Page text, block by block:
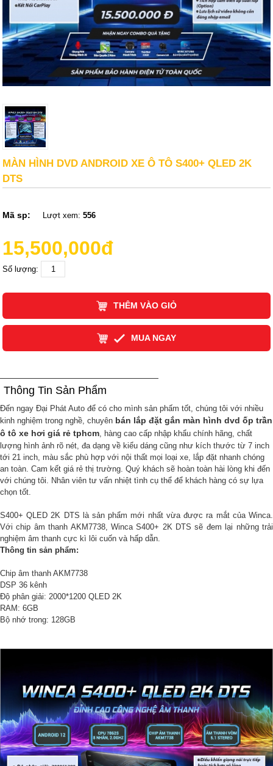
MÀN HÌNH DVD ANDROID XE Ô TÔ S400+ QLED 2K
DTS
Mã sp: Lượt xem:556
15,500,000đ
Số lượng:
THÊM VÀO GIỎ
MUA NGAY
Thông Tin Sản Phẩm
Đến ngay Đại Phát Auto để có cho mình sản phấm tốt, chúng tôi với nhiều
kinh nghiệm trong nghề, chuyên bán lắp đặt gắn màn hình dvd ốp trần
ô tô xe hơi giá rẻ tphcm , hàng cao cấp nhập khẩu chính hãng, chất
lượng hình ảnh rõ nét, đa dạng về kiểu dáng cũng như kích thước từ 7 inch
tới 21 inch, màu sắc phù hợp với nội thất mọi loại xe, lắp đặt nhanh chóng
an toàn. Cam kết giá rẻ thị trường. Quý khách sẽ hoàn toàn hài lòng khi đến
với chúng tôi. Nhân viên tư vấn nhiệt tình cụ thể để khách hàng có sự lựa
chọn tốt.
S400+ QLED 2K DTS là sản phẩm mới nhất vừa được ra mắt của Winca.
Với chip âm thanh AKM7738, Winca S400+ 2K DTS sẽ đem lại những trải
nghiệm âm thanh cực kì lôi cuốn và hấp dẫn.
Thông tin sản phẩm:
Chip âm thanh AKM7738
DSP 36 kênh
Độ phân giải: 2000*1200 QLED 2K
RAM: 6GB
Bộ nhớ trong: 128GB